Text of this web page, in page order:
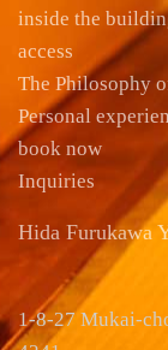
inside the
access
The Philosophy
Personal
book now
Inquiries
Hida Furukawa
1-8-27 Mukai-